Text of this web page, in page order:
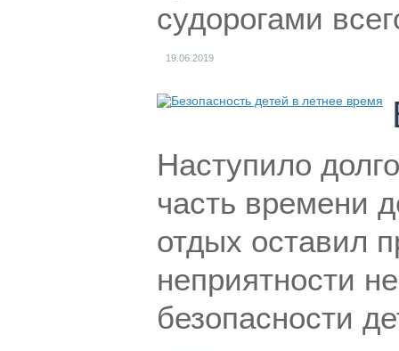
судорогами
19.06.2019
Наступило
часть времени
отдых оставил
неприятности
безопасности